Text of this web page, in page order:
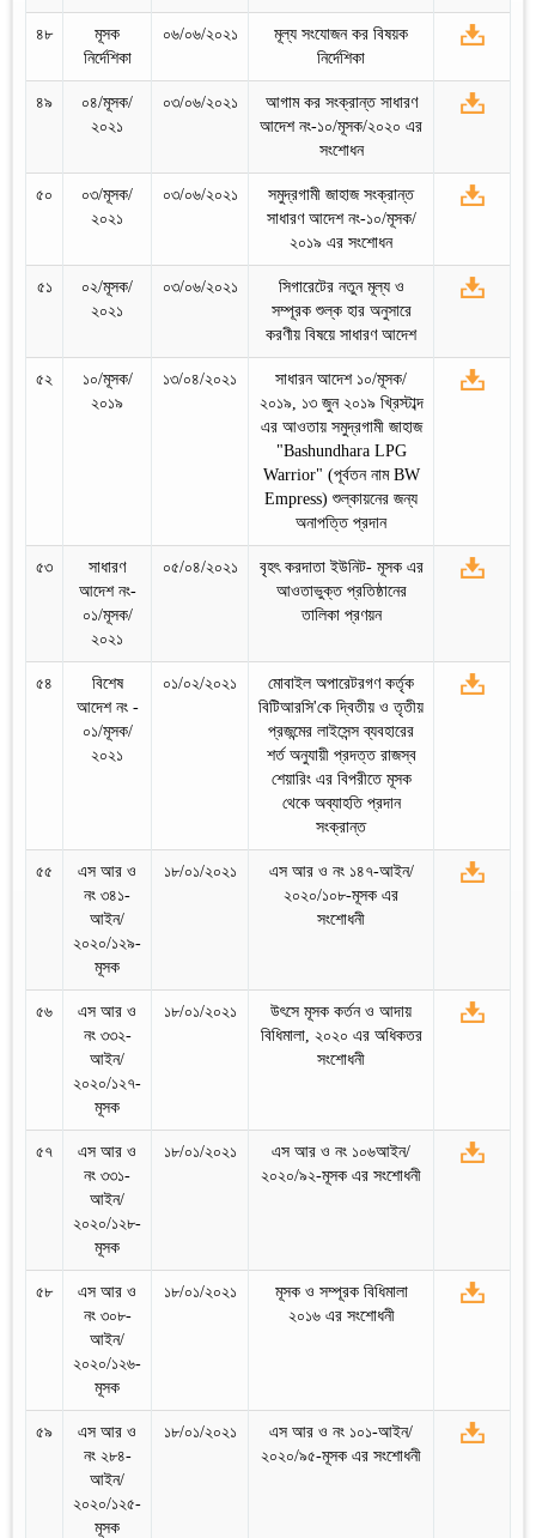
৪৮
মূসক
নির্দেশিকা
০৬/০৬/২০২১
মূল্য সংযোজন কর বিষয়ক
নির্দেশিকা
৪৯
০৪/মূসক/
২০২১
০৩/০৬/২০২১
আগাম কর সংক্রান্ত সাধারণ
আদেশ নং-১০/মূসক/২০২০ এর
সংশোধন
৫০
০৩/মূসক/
২০২১
০৩/০৬/২০২১
সমুদ্রগামী জাহাজ সংক্রান্ত
সাধারণ আদেশ নং-১০/মূসক/
২০১৯ এর সংশোধন
৫১
০২/মূসক/
২০২১
০৩/০৬/২০২১
সিগারেটের নতুন মূল্য ও
সম্পূরক শুল্ক হার অনুসারে
করণীয় বিষয়ে সাধারণ আদেশ
৫২
১০/মূসক/
২০১৯
১৩/০৪/২০২১
সাধারন আদেশ ১০/মূসক/
২০১৯, ১৩ জুন‌ ২০১৯ খ্রিস্টাব্দ
এর আওতায় সমুদ্রগামী জাহাজ
"Bashundhara LPG
Warrior" (পূর্বতন নাম BW
Empress) শুল্কায়নের জন্য
অনাপত্তি প্রদান
৫৩
সাধারণ
আদেশ নং-
০১/মূসক/
২০২১
০৫/০৪/২০২১
বৃহৎ করদাতা ইউনিট- মূসক এর
আওতাভুক্ত প্রতিষ্ঠানের
তালিকা প্রণয়ন
৫৪
বিশেষ
আদেশ নং -
০১/মূসক/
২০২১
০১/০২/২০২১
মোবাইল অপারেটরগণ কর্তৃক
বিটিআরসি'কে দ্বিতীয় ও তৃতীয়
প্রজন্মের লাইসেন্স ব্যবহারের
শর্ত অনুযায়ী প্রদত্ত রাজস্ব
শেয়ারিং এর বিপরীতে মূসক
থেকে অব্যাহতি প্রদান
সংক্রান্ত
৫৫
এস আর ও
নং ৩৪১-
আইন/
২০২০/১২৯-
মূসক
১৮/০১/২০২১
এস আর ও নং ১৪৭-আইন/
২০২০/১০৮-মূসক এর
সংশোধনী
৫৬
এস আর ও
নং ৩৩২-
আইন/
২০২০/১২৭-
মূসক
১৮/০১/২০২১
উৎসে মূসক কর্তন ও আদায়
বিধিমালা, ২০২০ এর অধিকতর
সংশোধনী
৫৭
এস আর ও
নং ৩৩১-
আইন/
২০২০/১২৮-
মূসক
১৮/০১/২০২১
এস আর ও নং ১০৬আইন/
২০২০/৯২-মূসক এর সংশোধনী
৫৮
এস আর ও
নং ৩০৮-
আইন/
২০২০/১২৬-
মূসক
১৮/০১/২০২১
মূসক ও সম্পূরক বিধিমালা
২০১৬ এর সংশোধনী
৫৯
এস আর ও
নং ২৮৪-
আইন/
২০২০/১২৫-
মূসক
১৮/০১/২০২১
এস আর ও নং ১০১-আইন/
২০২০/৯৫-মূসক এর সংশোধনী